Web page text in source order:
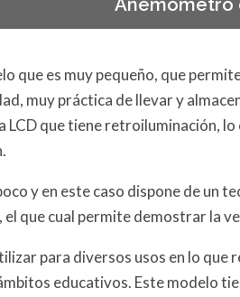
que es muy pequeño, que
muy práctica de llevar y
LCD que tiene retroiluminación,
y en este caso dispone de un
el que cual permite demostrar la
para diversos usos en lo
educativos. Este modelo